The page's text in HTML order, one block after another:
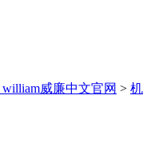
william威廉中文官网 > 机